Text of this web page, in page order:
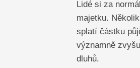
Lidé si za
majetku.
splatí částku
významně
dluhů.